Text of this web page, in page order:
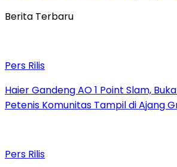
Berita Terbaru
Pers Rilis
Haier Gandeng AO 1 Point Slam,
Petenis Komunitas Tampil di Ajang
Pers Rilis